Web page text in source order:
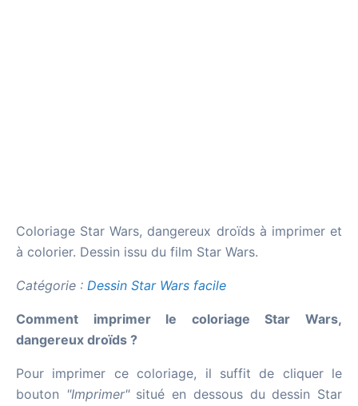
Coloriage Star Wars, dangereux droïds à imprimer et
à colorier. Dessin issu du film Star Wars.
Catégorie : Dessin Star Wars facile
Comment imprimer le coloriage Star Wars,
dangereux droïds ?
Pour imprimer ce coloriage, il suffit de cliquer le
bouton "Imprimer"situé en dessous du dessin Star